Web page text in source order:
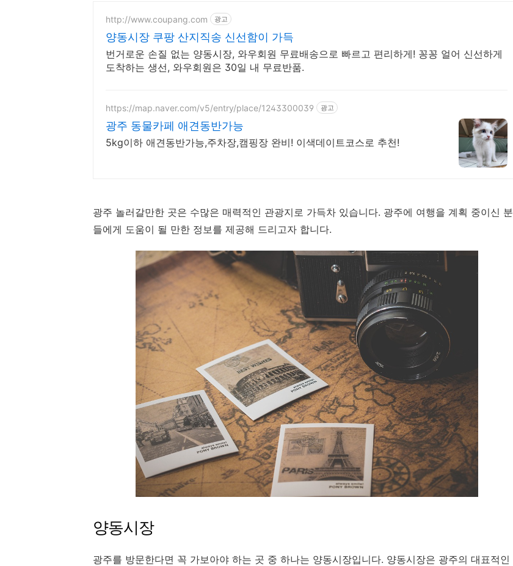
http://www.coupang.com 광고
양동시장 쿠팡 산지직송 신선함이 가득
번거로운 손질 없는 양동시장, 와우회원 무료배송으로 빠르고 편리하게! 꽁꽁 얼어 신선하게
도착하는 생선, 와우회원은 30일 내 무료반품.
https://map.naver.com/v5/entry/place/1243300039 광고
광주 동물카페 애견동반가능
5kg이하 애견동반가능,주차장,캠핑장 완비! 이색데이트코스로 추천!
광주 놀러갈만한 곳은 수많은 매력적인 관광지로 가득차 있습니다. 광주에 여행을 계획 중이신 분
들에게 도움이 될 만한 정보를 제공해 드리고자 합니다.
양동시장
광주를 방문한다면 꼭 가보아야 하는 곳 중 하나는 양동시장입니다. 양동시장은 광주의 대표적인